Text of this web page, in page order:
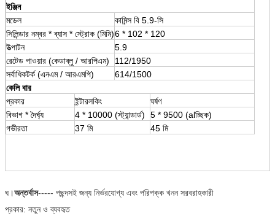
ইঞ্জিন
মডেল
কামিন্স বি 5.9-সি
সিলিন্ডার নম্বর * ব্যাস * স্ট্রোক (মিমি)6 * 102 * 120
উত্পাটন
5.9
রেটেড পাওয়ার (কেডাব্লু / আরপিএম)
112/1950
সর্বাধিকটর্ক (এনএম / আরএমপি)
614/1500
কেলি বার
প্রকার
ইন্টারলকিং
ঘর্ষণ
বিভাগ * দৈর্ঘ্য
4 * 10000 (স্ট্যান্ডার্ড)
5 * 9500 (alচ্ছিক)
গভীরতা
37 মি 45 মি
ঘ।অন্তর্বাস----- পছন্দসই জন্য নির্ভরযোগ্য এবং পরিপক্ক খনন সরবরাহকারী
প্রকার: নতুন ও ব্যবহৃত